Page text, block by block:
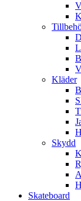
Kläder
Skydd
Skateboard